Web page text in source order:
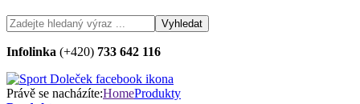
Infolinka (+420) 733 642 116
Právě se nacházíte:HomeProdukty